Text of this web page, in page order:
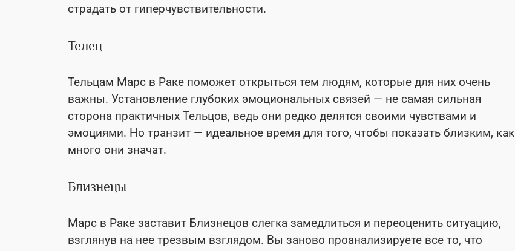
страдать от гиперчувствительности.
Телец
Тельцам Марс в Раке поможет открыться тем людям, которые для них очень
важны. Установление глубоких эмоциональных связей — не самая сильная
сторона практичных Тельцов, ведь они редко делятся своими чувствами и
эмоциями. Но транзит — идеальное время для того, чтобы показать близким, как
много они значат.
Близнецы
Марс в Раке заставит Близнецов слегка замедлиться и переоценить ситуацию,
взглянув на нее трезвым взглядом. Вы заново проанализируете все то, что